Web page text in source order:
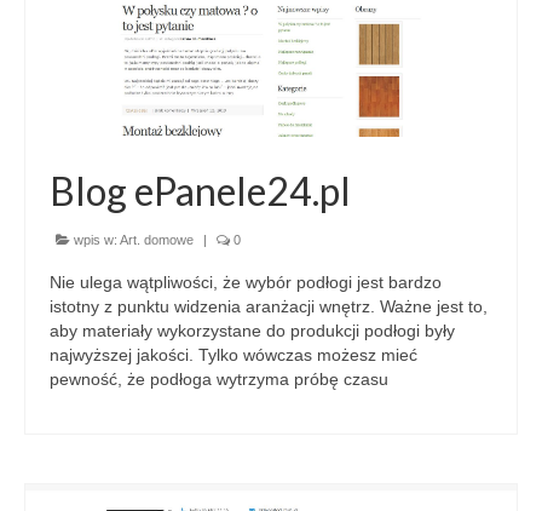
Blog ePanele24.pl
wpis w: Art. domowe | 0
Nie ulega wątpliwości, że wybór podłogi jest bardzo
istotny z punktu widzenia aranżacji wnętrz. Ważne jest to,
aby materiały wykorzystane do produkcji podłogi były
najwyższej jakości. Tylko wówczas możesz mieć
pewność, że podłoga wytrzyma próbę czasu